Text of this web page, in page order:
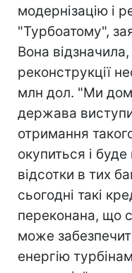
модернізацію і
"Турбоатому",
Вона
реконструкції
млн дол. "Ми
держава
отримання
окупиться і буде
відсотки в тих
сьогодні такі
переконана, що
може
енергію